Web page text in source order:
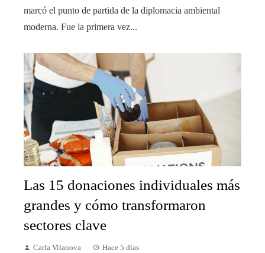
marcó el punto de partida de la diplomacia ambiental
moderna. Fue la primera vez...
Las 15 donaciones individuales más
grandes y cómo transformaron
sectores clave
Carla Vilanova Hace 5 días